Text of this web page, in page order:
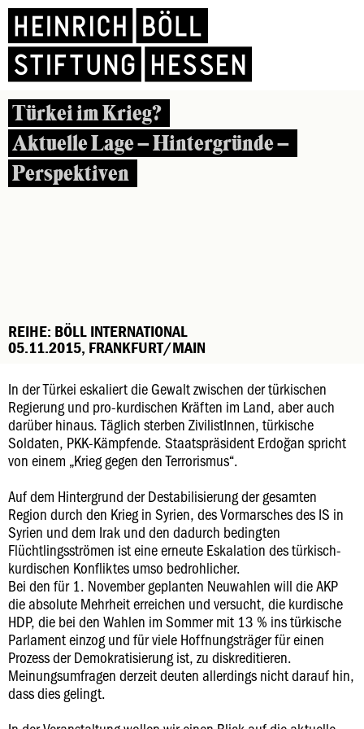
Türkei im Krieg?
Aktuelle Lage – Hintergründe –
Perspektiven
REIHE: BÖLL INTERNATIONAL
05.11.2015, FRANKFURT/MAIN
In der Türkei eskaliert die Gewalt zwischen der türkischen
Regierung und pro-kurdischen Kräften im Land, aber auch
darüber hinaus. Täglich sterben ZivilistInnen, türkische
Soldaten, PKK-Kämpfende. Staatspräsident Erdoğan spricht
von einem „Krieg gegen den Terrorismus“.
Auf dem Hintergrund der Destabilisierung der gesamten
Region durch den Krieg in Syrien, des Vormarsches des IS in
Syrien und dem Irak und den dadurch bedingten
Flüchtlingsströmen ist eine erneute Eskalation des türkisch-
kurdischen Konfliktes umso bedrohlicher.
Bei den für 1. November geplanten Neuwahlen will die AKP
die absolute Mehrheit erreichen und versucht, die kurdische
HDP, die bei den Wahlen im Sommer mit 13 % ins türkische
Parlament einzog und für viele Hoffnungsträger für einen
Prozess der Demokratisierung ist, zu diskreditieren.
Meinungsumfragen derzeit deuten allerdings nicht darauf hin,
dass dies gelingt.